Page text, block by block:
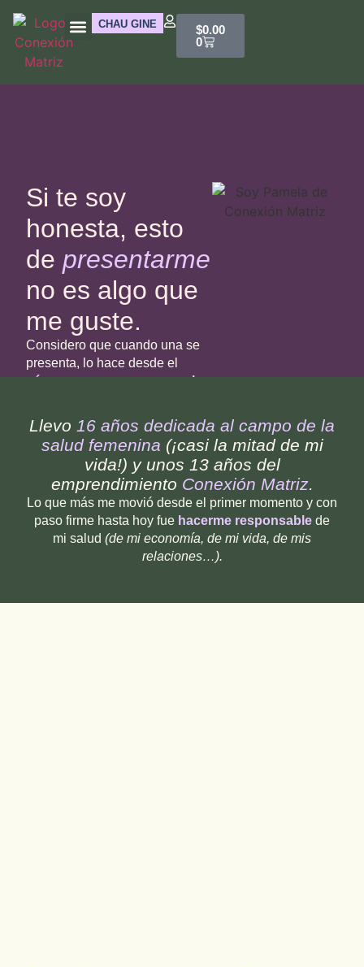
CHAU GINE $0.00
0
Si te soy
honesta, esto
de presentarme
no es algo que
me guste.
Considero que cuando una se
presenta, lo hace desde el
cómo su ego cree que es el
persigue ser)
, pero dista mucho
de la realidad.
Igual te voy a contar que
inspiró este caminoque sigo
andando.
Llevo 16 años dedicada al campo de la
salud femenina (¡casi la mitad de mi
vida!) y unos 13 años del
emprendimiento Conexión Matriz.
Lo que más me movió desde el primer momento y con
paso firme hasta hoy fue hacerme responsable de
mi salud (de mi economía, de mi vida, de mis
relaciones…).